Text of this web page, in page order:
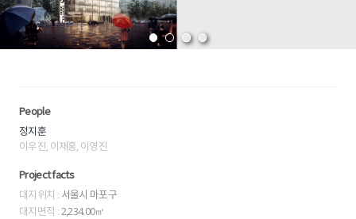
People
정지훈
이우진, 이재홍, 이영진
Project facts
대지위치 : 서울시 마포구
대지면적 :2,234.00㎡